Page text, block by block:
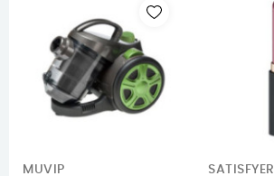
MUVIP SATISFYER